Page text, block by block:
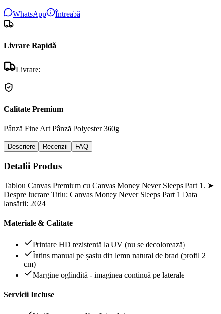
WhatsApp Întreabă
Livrare Rapidă
Livrare:
Calitate Premium
Pânză Fine Art Pânză Polyester 360g
Descriere Recenzii FAQ
Detalii Produs
Tablou Canvas Premium cu Canvas Money Never Sleeps Part 1. ➤
Despre lucrare Titlu: Canvas Money Never Sleeps Part 1 Data
lansării: 2024
Materiale & Calitate
Printare HD rezistentă la UV (nu se decolorează)
Întins manual pe șasiu din lemn natural de brad (profil 2
cm)
Margine oglindită - imaginea continuă pe laterale
Servicii Incluse